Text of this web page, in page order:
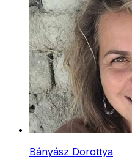
Bányász Dorottya